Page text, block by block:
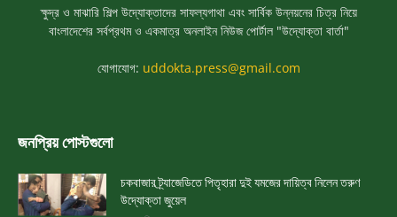
ক্ষুদ্র ও মাঝারি শিল্প উদ্যোক্তাদের সাফল্যগাথা এবং সার্বিক উন্নয়নের চিত্র নিয়ে
বাংলাদেশের সর্বপ্রথম ও একমাত্র অনলাইন নিউজ পোর্টাল "উদ্যোক্তা বার্তা"
যোগাযোগ: uddokta.press@gmail.com
জনপ্রিয় পোস্টগুলো
চকবাজার ট্র্যাজেডিতে পিতৃহারা দুই যমজের দায়িত্ব নিলেন তরুণ
উদ্যোক্তা জুয়েল